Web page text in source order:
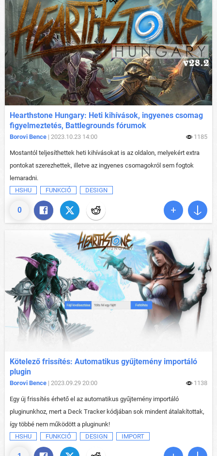
0
Hearthstone Hungary: Heti kihívások, ingyenes csomag
figyelmeztetés, Battlegrounds fórumok
Borovi Bence | 2023.10.23 14:00 1185
Mostantól teljesíthettek heti kihívásokat is az oldalon, melyekért extra
pontokat szerezhettek, illetve az ingyenes csomagokról sem fogtok
lemaradni.
HSHU
FUNKCIÓ DESIGN
Kötelező frissítés: Automatikus gyűjtemény importáló
plugin
Borovi Bence | 2023.09.29 20:00 1138
Egy új frissítés érhető el az automatikus gyűjtemény importáló
pluginunkhoz, mert a Deck Tracker kódjában sok mindent átalakítottak,
így többé nem működött a pluginunk!
HSHU
FUNKCIÓ DESIGN IMPORT